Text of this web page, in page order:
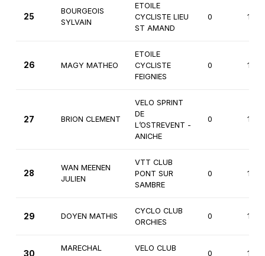
25
BOURGEOIS
SYLVAIN
ETOILE
CYCLISTE LIEU
ST AMAND
0 1ère
26 MAGY MATHEO
ETOILE
CYCLISTE
FEIGNIES
0 1ère
27 BRION CLEMENT
VELO SPRINT
DE
L’OSTREVENT -
ANICHE
0 1ère
28
WAN MEENEN
JULIEN
VTT CLUB
PONT SUR
SAMBRE
0 1ère
29 DOYEN MATHIS
CYCLO CLUB
ORCHIES
0 1ère
30
MARECHAL
VELO CLUB
0 1ère